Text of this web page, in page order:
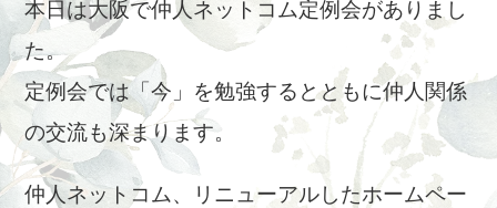
本日は大阪で仲人ネットコム定例会がありまし
た。
定例会では「今」を勉強するとともに仲人関係
の交流も深まります。
仲人ネットコム、リニューアルしたホームペー